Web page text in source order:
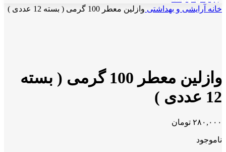
خانه آرایشی و بهداشتی وازلین معطر 100 گرمی ( بسته 12 عددی )
وازلین معطر 100 گرمی ( بسته
12 عددی )
۲۸۰,۰۰۰ تومان
ناموجود